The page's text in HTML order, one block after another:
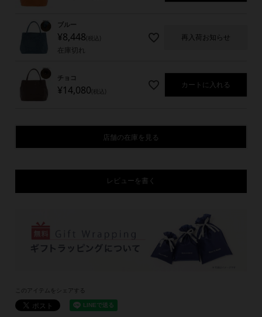
ブルー
¥8,448 税込
在庫切れ
再入荷お知らせ
チョコ
¥14,080 税込
カートに入れる
店舗の在庫を見る
レビューを書く
このアイテムをシェアする